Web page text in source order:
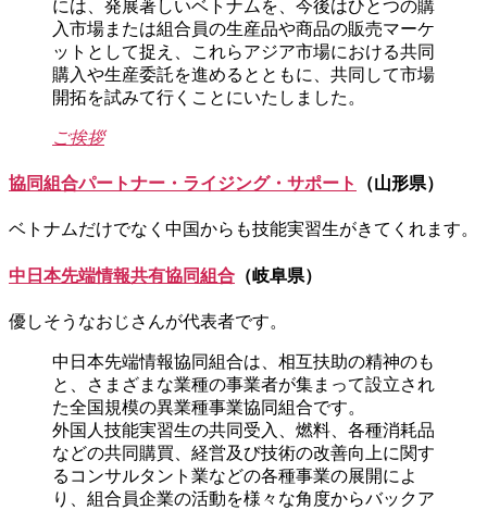
には、発展著しいベトナムを、今後はひとつの購
入市場または組合員の生産品や商品の販売マーケ
ットとして捉え、これらアジア市場における共同
購入や生産委託を進めるとともに、共同して市場
開拓を試みて行くことにいたしました。
ご挨拶
協同組合パートナー・ライジング・サポート （山形県）
ベトナムだけでなく中国からも技能実習生がきてくれます。
中日本先端情報共有協同組合 （岐阜県）
優しそうなおじさんが代表者です。
中日本先端情報協同組合は、相互扶助の精神のも
と、さまざまな業種の事業者が集まって設立され
た全国規模の異業種事業協同組合です。
外国人技能実習生の共同受入、燃料、各種消耗品
などの共同購買、経営及び技術の改善向上に関す
るコンサルタント業などの各種事業の展開によ
り、組合員企業の活動を様々な角度からバックア